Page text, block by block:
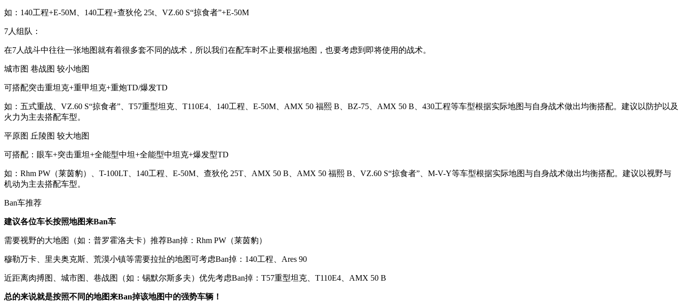
如：140工程+E-50M、140工程+查狄伦 25t、VZ.60 S“掠食者”+E-50M
7人组队：
在7人战斗中往往一张地图就有着很多套不同的战术，所以我们在配车时不止要根据地图，也要考虑到即将使用的战术。
城市图 巷战图 较小地图
可搭配突击重坦克+重甲坦克+重炮TD/爆发TD
如：五式重战、VZ.60 S“掠食者”、T57重型坦克、T110E4、140工程、E-50M、AMX 50 福熙 B、BZ-75、AMX 50 B、430工程等车型根据实际地图与自身战术做出均衡搭配。建议以防护以及
火力为主去搭配车型。
平原图 丘陵图 较大地图
可搭配：眼车+突击重坦+全能型中坦+全能型中坦克+爆发型TD
如：Rhm PW（莱茵豹）、T-100LT、140工程、E-50M、查狄伦 25T、AMX 50 B、AMX 50 福熙 B、VZ.60 S“掠食者”、M-V-Y等车型根据实际地图与自身战术做出均衡搭配。建议以视野与
机动为主去搭配车型。
Ban车推荐
建议各位车长按照地图来Ban车
需要视野的大地图（如：普罗霍洛夫卡）推荐Ban掉：Rhm PW（莱茵豹）
穆勒万卡、里夫奥克斯、荒漠小镇等需要拉扯的地图可考虑Ban掉：140工程、Ares 90
近距离肉搏图、城市图、巷战图（如：锡默尔斯多夫）优先考虑Ban掉：T57重型坦克、T110E4、AMX 50 B
总的来说就是按照不同的地图来Ban掉该地图中的强势车辆！